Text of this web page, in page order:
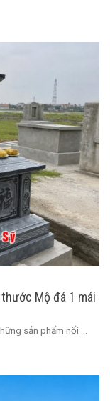
Mộ đá 1 mái
sản phẩm nổi ...